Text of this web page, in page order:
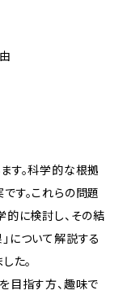
す。科学的な根拠
す。これらの問題
的に検討し、その結
について解説する
た。
目指す方、趣味で